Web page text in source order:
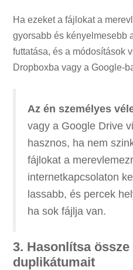
Ha ezeket a fájlokat a
gyorsabb és kényelmesebb
futtatása, és a módosítások
Dropboxba vagy a Google-
Az én személyes
vagy a Google Drive
hasznos, ha nem
fájlokat a
internetkapcsolaton
lassabb, és percek
ha sok fájlja van.
3. Hasonlítsa
duplikátumait